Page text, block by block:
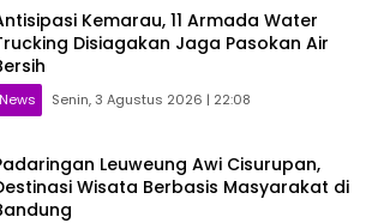
Kemarau, 11 Armada Water
Disiagakan Jaga Pasokan Air
News Senin, 3 Agustus 2026 | 22:08
Leuweung Awi Cisurupan,
Wisata Berbasis Masyarakat di